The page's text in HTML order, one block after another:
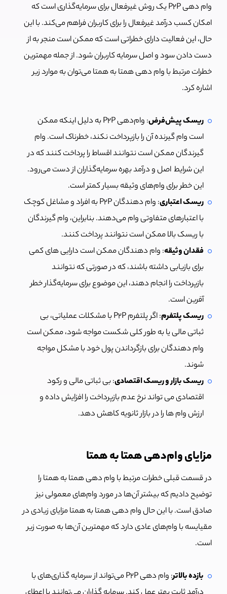
وام دهی P2P یک روش غیرفعال برای سرمایه‌گذاری است که
امکان کسب درآمد غیرفعال را برای کاربران فراهم می‌کند. با این
حال، این فعالیت دارای خطراتی است که ممکن است منجر به از
دست دادن سود و اصل سرمایه کاربران شود. از جمله مهمترین
خطرات مرتبط با وام دهی همتا به همتا می‌توان به موارد زیر
اشاره کرد.
ریسک پیش‌فرض
: وام‌دهی P2P به دلیل اینکه ممکن
است وام گیرنده آن را بازپرداخت نکند، خطرناک است. وام
گیرندگان ممکن است نتوانند اقساط را پرداخت کنند که در
این شرایط اصل و درآمد بهره سرمایه‌گذاران از دست می‌رود.
این خطر برای وام‌های وثیقه بسیار کمتر است.
ریسک اعتباری
: وام دهندگان P2P به افراد و مشاغل کوچک
با اعتبار‌های متفاوتی وام می‌دهند. بنابراین، وام گیرندگان
با ریسک بالا ممکن است نتوانند پرداخت کنند.
فقدان وثیقه: وام دهندگان ممکن است دارایی های کمی
برای بازیابی داشته باشند، که در صورتی که نتوانند
بازپرداخت را انجام دهند، این موضوع برای سرمایه‌گذار خطر
آفرین است.
ریسک پلتفرم
: اگر پلتفرم P2P با مشکلات عملیاتی، بی
ثباتی مالی یا به طور کلی شکست مواجه شود، ممکن است
وام دهندگان برای بازگرداندن پول خود با مشکل مواجه
شوند.
ریسک بازار و ریسک اقتصادی: بی ثباتی مالی و رکود
اقتصادی می تواند نرخ عدم بازپرداخت را افزایش داده و
ارزش وام ها را در بازار ثانویه کاهش دهد.
مزایای وام‌دهی همتا به همتا
در قسمت قبلی خطرات مرتبط با وام دهی همتا به همتا را
توضیح دادیم که بیشتر آن‌ها در مورد وام‌های معمولی نیز
صادق است. با این حال وام دهی همتا به همتا مزایای زیادی در
مقیایسه با وام‌های عادی دارد که مهمترین آن‌ها به صورت زیر
است.
بازده بالاتر
: وام دهی P2P می‌تواند از سرمایه گذاری‌های با